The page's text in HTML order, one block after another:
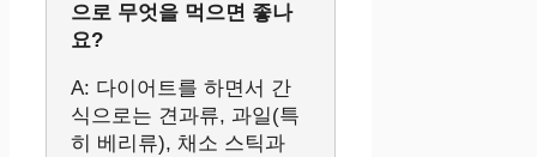
으로 무엇을 먹으면 좋나
요?
A: 다이어트를 하면서 간
식으로는 견과류, 과일(특
히 베리류), 채소 스틱과